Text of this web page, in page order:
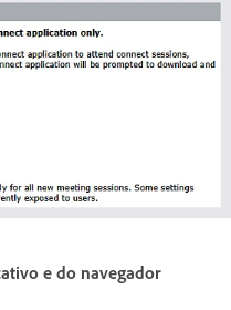
e do navegador